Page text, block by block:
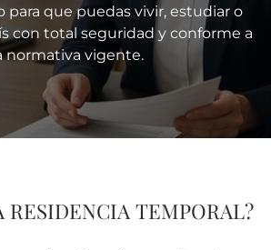
para que puedas vivir, estudiar o
con total seguridad y conforme a
normativa vigente.
RESIDENCIA TEMPORAL?